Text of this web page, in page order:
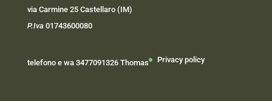
via Carmine 25 Castellaro (IM)
P.Iva 01743600080
telefono e wa 3477091326 Thomas Privacy policy